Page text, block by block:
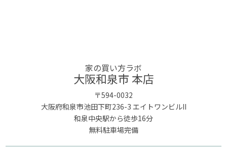
家の買い方ラボ
大阪和泉市 本店
〒594-0032
大阪府和泉市池田下町236-3 エイトワンビルII
和泉中央駅から徒歩16分
無料駐車場完備